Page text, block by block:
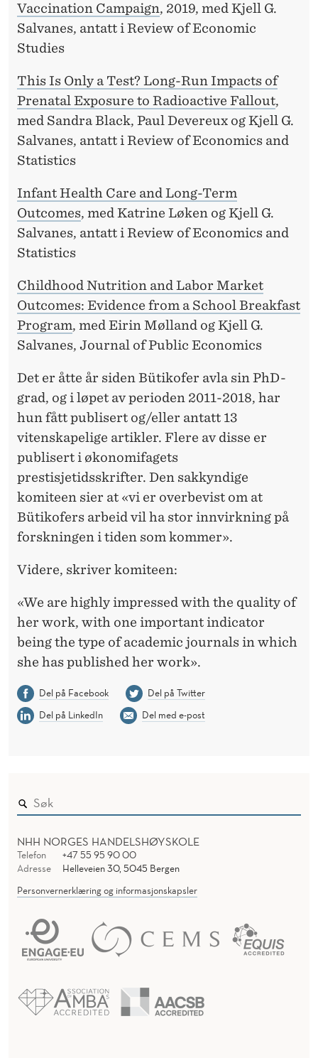
Vaccination Campaign, 2019, med Kjell G.
Salvanes, antatt i Review of Economic
Studies
This Is Only a Test? Long-Run Impacts of
Prenatal Exposure to Radioactive Fallout,
med Sandra Black, Paul Devereux og Kjell G.
Salvanes, antatt i Review of Economics and
Statistics
Infant Health Care and Long-Term
Outcomes, med Katrine Løken og Kjell G.
Salvanes, antatt i Review of Economics and
Statistics
Childhood Nutrition and Labor Market
Outcomes: Evidence from a School Breakfast
Program, med Eirin Mølland og Kjell G.
Salvanes, Journal of Public Economics
Det er åtte år siden Bütikofer avla sin PhD-
grad, og i løpet av perioden 2011-2018, har
hun fått publisert og/eller antatt 13
vitenskapelige artikler. Flere av disse er
publisert i økonomifagets
prestisjetidsskrifter. Den sakkyndige
komiteen sier at «vi er overbevist om at
Bütikofers arbeid vil ha stor innvirkning på
forskningen i tiden som kommer».
Videre, skriver komiteen:
«We are highly impressed with the quality of
her work, with one important indicator
being the type of academic journals in which
she has published her work».
Del på Facebook
Del på Twitter
Del på LinkedIn
Del med e-post
NHH NORGES HANDELSHØYSKOLE
Telefon
+47 55 95 90 00
Adresse
Helleveien 30, 5045 Bergen
Personvernerklæring og informasjonskapsler